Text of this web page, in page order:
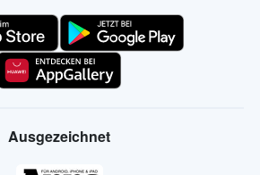
Ausgezeichnet